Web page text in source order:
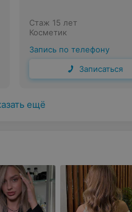
Стаж 15 лет
Косметик
Запись по телефону
Записаться
ещё